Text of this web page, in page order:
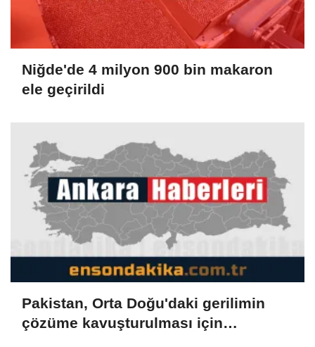
Niğde'de 4 milyon 900 bin makaron
ele geçirildi
Pakistan, Orta Doğu'daki gerilimin
çözüme kavuşturulması için